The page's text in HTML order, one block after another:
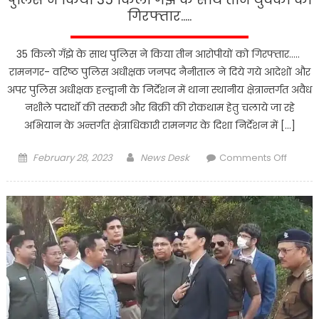
गिरफ्तार…..
35 किलो गँझे के साथ पुलिस ने किया तीन आरोपीयों को गिरफ्तार…..
रामनगर- वरिष्ठ पुलिस अधीक्षक जनपद नैनीताल ने दिये गये आदेशों और
अपर पुलिस अधीक्षक हल्द्वानी के निर्देशन में थाना स्थानीय क्षेत्रान्तर्गत अवैध
नशीले पदार्थों की तस्करी और बिक्री की रोकथाम हेतु चलाये जा रहे
अभियान के अन्तर्गत क्षेत्राधिकारी रामनगर के दिशा निर्देशन में […]
Posted
February 28, 2023 Author
News Desk Comments Offon
किया
35
किलो
गँझे
के
साथ
तीन